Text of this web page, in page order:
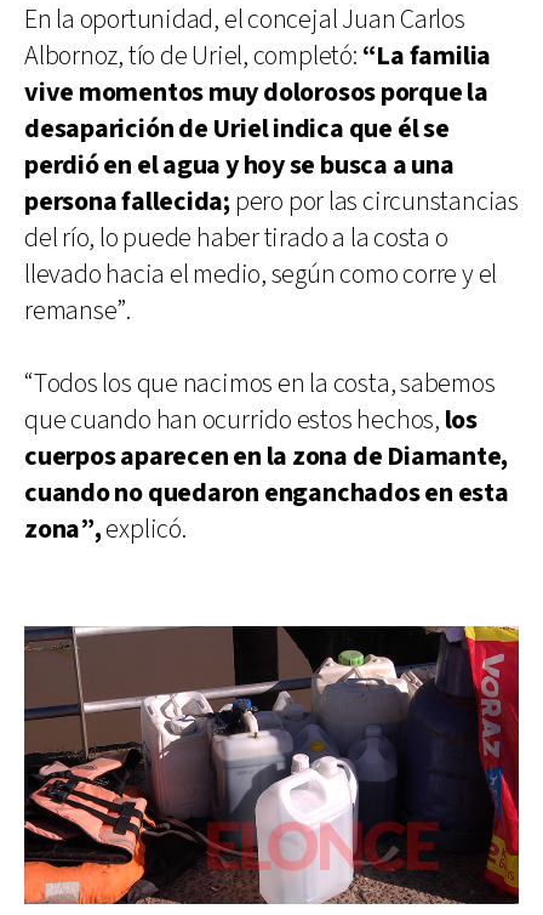
En la oportunidad, el concejal Juan Carlos
Albornoz, tío de Uriel, completó: “La familia
vive momentos muy dolorosos porque la
desaparición de Uriel indica que él se
perdió en el agua y hoy se busca a una
persona fallecida;pero por las circunstancias
del río, lo puede haber tirado a la costa o
llevado hacia el medio, según como corre y el
remanse”.
“Todos los que nacimos en la costa, sabemos
que cuando han ocurrido estos hechos, los
cuerpos aparecen en la zona de Diamante,
cuando no quedaron enganchados en esta
zona”,explicó.